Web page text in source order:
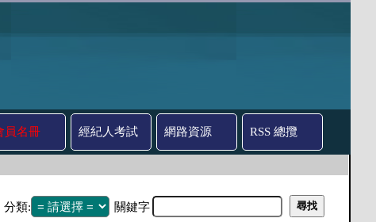
員名冊 經紀人考試 網路資源 RSS 總攬
分類: 關鍵字